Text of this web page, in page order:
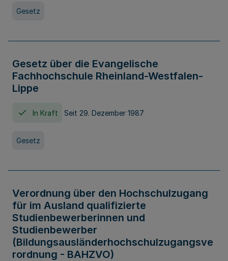
Gesetz
Gesetz über die Evangelische
Fachhochschule Rheinland-Westfalen-
Lippe
In Kraft Seit 29. Dezember 1987
Gesetz
Verordnung über den Hochschulzugang
für im Ausland qualifizierte
Studienbewerberinnen und
Studienbewerber
(Bildungsausländerhochschulzugangsve
rordnung - BAHZVO)